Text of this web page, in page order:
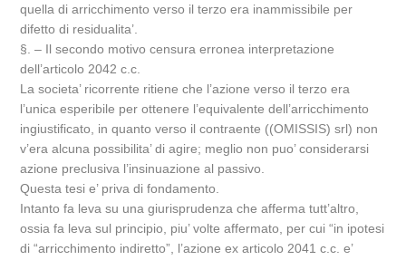
quella di arricchimento verso il terzo era inammissibile per
difetto di residualita’.
§. – Il secondo motivo censura erronea interpretazione
dell’articolo 2042 c.c.
La societa’ ricorrente ritiene che l’azione verso il terzo era
l’unica esperibile per ottenere l’equivalente dell’arricchimento
ingiustificato, in quanto verso il contraente ((OMISSIS) srl) non
v’era alcuna possibilita’ di agire; meglio non puo’ considerarsi
azione preclusiva l’insinuazione al passivo.
Questa tesi e’ priva di fondamento.
Intanto fa leva su una giurisprudenza che afferma tutt’altro,
ossia fa leva sul principio, piu’ volte affermato, per cui “in ipotesi
di “arricchimento indiretto”, l’azione ex articolo 2041 c.c. e’